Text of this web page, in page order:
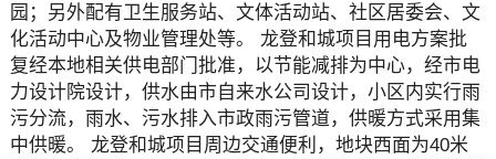
园；另外配有卫生服务站、文体活动站、社区居委会、文
化活动中心及物业管理处等。 龙登和城项目用电方案批
复经本地相关供电部门批准，以节能减排为中心，经市电
力设计院设计，供水由市自来水公司设计，小区内实行雨
污分流，雨水、污水排入市政雨污管道，供暖方式采用集
中供暖。 龙登和城项目周边交通便利，地块西面为40米